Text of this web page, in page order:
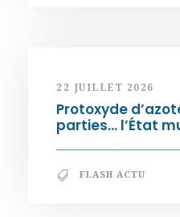
22 JUILLET 2026
Protoxyde
parties… l’État
FLASH ACTU